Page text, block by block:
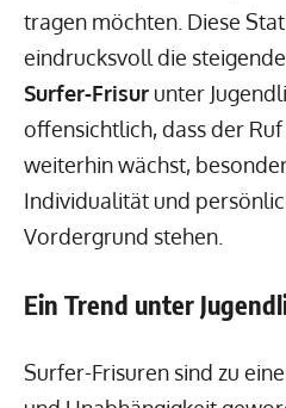
tragen möchten. Diese
eindrucksvoll die steigende
Surfer-Frisur unter
offensichtlich, dass der
weiterhin wächst,
Individualität und
Vordergrund stehen.
Ein Trend unter
Surfer-Frisuren sind zu